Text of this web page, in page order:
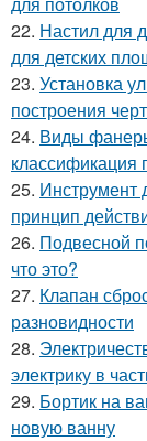
22. Настил для
для детских
23. Установка
построения
24. Виды
классификация
25. Инструмент
принцип
26. Подвесной
что это?
27. Клапан
разновидности
28.
электрику в
29. Бортик на
новую ванну